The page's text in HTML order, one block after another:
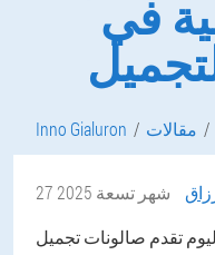
في
Inno Gialuron مقالات
27 شهر تسعة 2025
تقدم صالونات تجميل